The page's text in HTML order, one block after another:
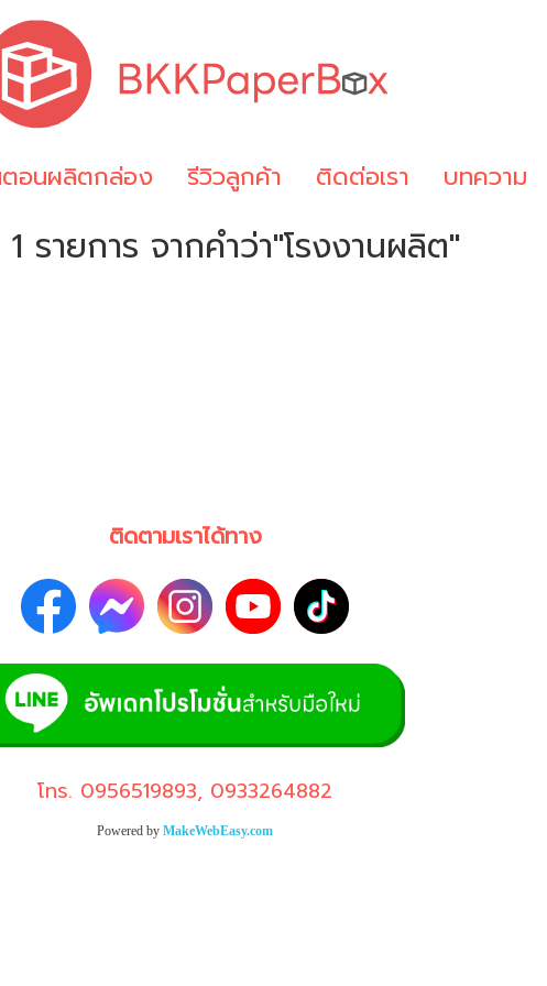
อนผลิตกล่อง รีวิวลูกค้า ติดต่อเรา บทความ
รายการ จากคำว่า"โรงงานผลิต"
ติดตามเราได้ทาง
โทร. 0956519893, 0933264882
Powered by MakeWebEasy.com